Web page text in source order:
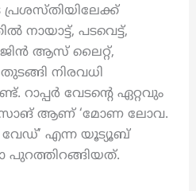
നായാട്ട്, പടവെട്ട്,
ആസ് ലൈറ്റ്,
നിരവധി
റാപ്പര്‍ വേടന്റെ ഏറ്റവും
സോങ് ആണ് ‘മോണ ലോവ.
വേഡ്’ എന്ന യൂട്യൂബ്
പുറത്തിറങ്ങിയത്.